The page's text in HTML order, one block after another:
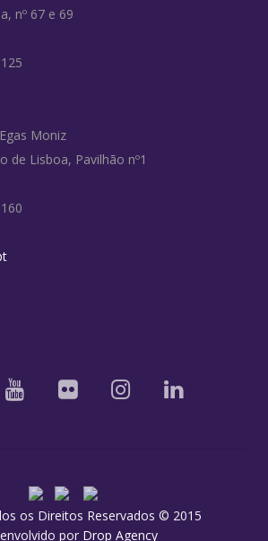
nº 67 e 69
Moniz
de Lisboa, Pavilhão nº1
os Direitos Reservados © 2015
por Drop Agency